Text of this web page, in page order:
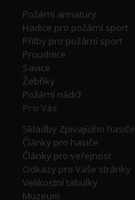
Požární armatury
Hadice pro požární sport
Přilby pro požární sport
Proudnice
Savice
Žebříky
Požární nádrž
Pro Vás
Skladby Zpívajícího hasiče
Články pro hasiče
Články pro veřejnost
Odkazy pro Vaše stránky
Velikostní tabulky
Muzeum